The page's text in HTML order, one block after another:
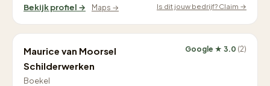
Bekijk profiel → Maps → Is dit jouw bedrijf? Claim →
Maurice van Moorsel
Schilderwerken
Boekel
Google ★ 3.0 (2)